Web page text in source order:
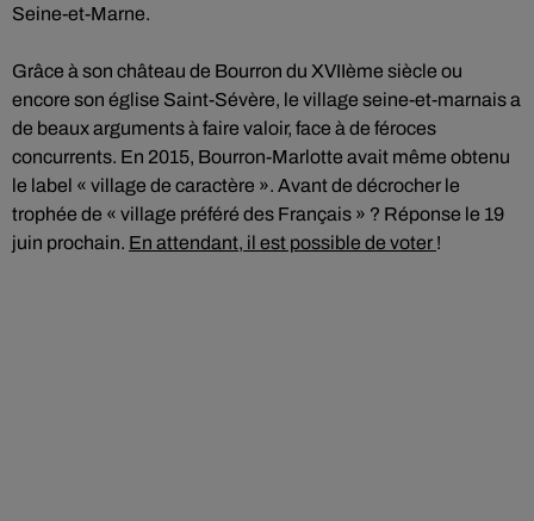
Seine-et-Marne.
Grâce à son château de Bourron du XVIIème siècle ou
encore son église Saint-Sévère, le village seine-et-marnais a
de beaux arguments à faire valoir, face à de féroces
concurrents. En 2015, Bourron-Marlotte avait même obtenu
le label « village de caractère ». Avant de décrocher le
trophée de « village préféré des Français » ? Réponse le 19
juin prochain. En attendant, il est possible de voter !